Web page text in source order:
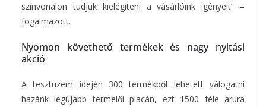
színvonalon tudjuk kielégíteni a vásárlóink igényeit” –
fogalmazott.
Nyomon követhető termékek és nagy nyitási
akció
A tesztüzem idején 300 termékből lehetett válogatni
hazánk legújabb termelői piacán, ezt 1500 féle árura